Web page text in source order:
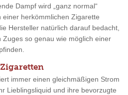
Dampf wird „ganz normal“
herkömmlichen Zigarette
Hersteller natürlich darauf bedacht,
so genau wie möglich einer
immer einen gleichmäßigen Strom
Lieblingsliquid und ihre bevorzugte